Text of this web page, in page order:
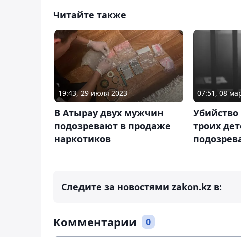
Читайте также
19:43, 29 июля 2023
В Атырау двух мужчин
подозревают в продаже
наркотиков
07:51, 08
троих
Следите за новостями zakon.kz в:
Комментарии 0